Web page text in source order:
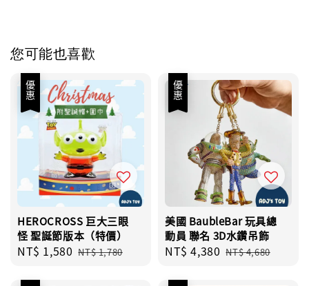
您可能也喜歡
優惠
HEROCROSS 巨大三眼
怪 聖誕節版本（特價）
Sale
NT$ 1,580 Regular
NT$ 1,780
優惠
美國 BaubleBar 玩具總
動員 聯名 3D水鑽吊飾
Sale
NT$ 4,380 Regular
NT$ 4,680